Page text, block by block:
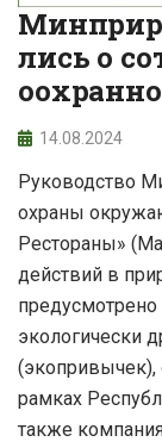
лись о
14.08.2024
Руководство
охраны
Рестораны»
действий в
экологически
(экопривычек),
рамках
также